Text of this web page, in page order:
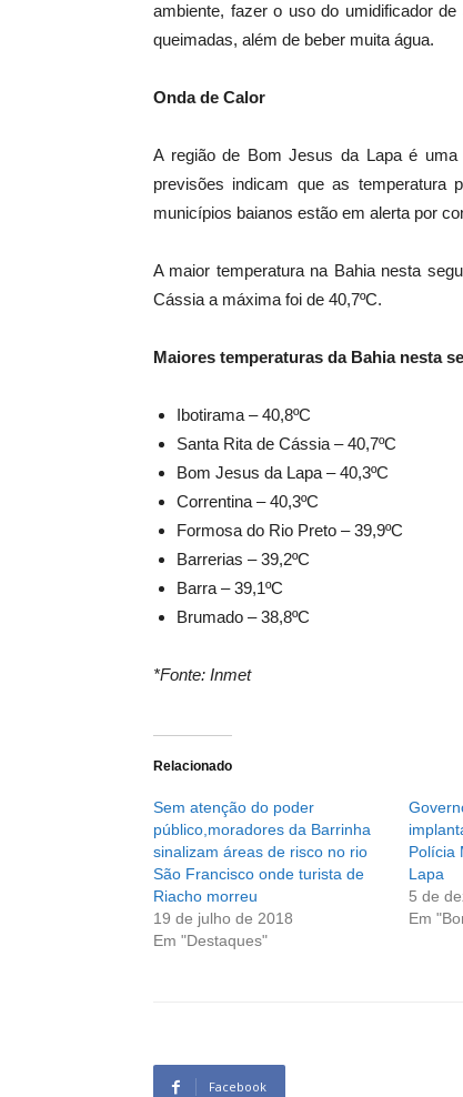
ambiente, fazer o uso do umidificador
queimadas, além de beber muita água.
Onda de Calor
A região de Bom Jesus da Lapa é
previsões indicam que as temperatura
municípios baianos estão em alerta por
A maior temperatura na Bahia nesta
Cássia a máxima foi de 40,7ºC.
Maiores temperaturas da Bahia nesta
Ibotirama – 40,8ºC
Santa Rita de Cássia – 40,7ºC
Bom Jesus da Lapa – 40,3ºC
Correntina – 40,3ºC
Formosa do Rio Preto – 39,9ºC
Barrerias – 39,2ºC
Barra – 39,1ºC
Brumado – 38,8ºC
*Fonte: Inmet
Relacionado
Sem atenção do poder
público,moradores da Barrinha
sinalizam áreas de risco no rio
São Francisco onde turista de
Riacho morreu
19 de julho de 2018
Em "Destaques"
Polícia
Lapa
5 de
Em
Facebook